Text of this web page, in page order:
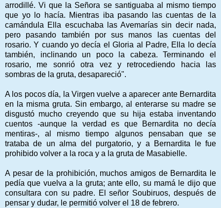
arrodillé. Vi que la Señora se santiguaba al mismo tiempo
que yo lo hacía. Mientras iba pasando las cuentas de la
camándula Ella escuchaba las Avemarías sin decir nada,
pero pasando también por sus manos las cuentas del
rosario. Y cuando yo decía el Gloria al Padre, Ella lo decía
también, inclinando un poco la cabeza. Terminando el
rosario, me sonrió otra vez y retrocediendo hacia las
sombras de la gruta, desapareció".
A los pocos día, la Virgen vuelve a aparecer ante Bernardita
en la misma gruta. Sin embargo, al enterarse su madre se
disgustó mucho creyendo que su hija estaba inventando
cuentos -aunque la verdad es que Bernardita no decía
mentiras-, al mismo tiempo algunos pensaban que se
trataba de un alma del purgatorio, y a Bernardita le fue
prohibido volver a la roca y a la gruta de Masabielle.
A pesar de la prohibición, muchos amigos de Bernardita le
pedía que vuelva a la gruta; ante ello, su mamá le dijo que
consultara con su padre. El señor Soubiruos, después de
pensar y dudar, le permitió volver el 18 de febrero.